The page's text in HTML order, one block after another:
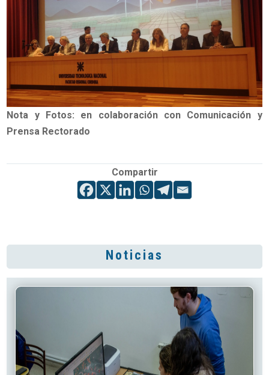
Nota y Fotos: en colaboración con Comunicación y
Prensa Rectorado
Compartir
Noticias